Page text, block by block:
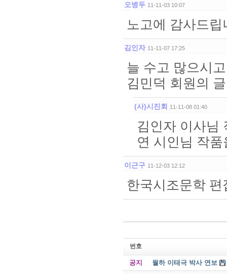
오병두 11-11-03 10:07
노고에 감사드립
김인자 11-11-07 17:25
늘 수고 많으시
김민덕 회원의
(사)시진회 11-11-08 01:40
김인자 이사님
연 시인님 작
이근구 11-12-03 12:12
한국시조문학
번호
공지 월하 이태극 박사 연보